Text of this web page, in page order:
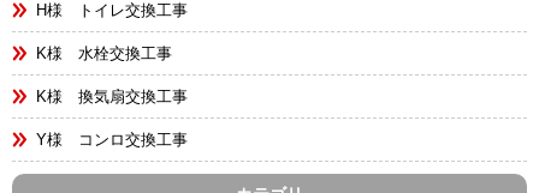
H様 トイレ交換工事
K様 水栓交換工事
K様 換気扇交換工事
Y様 コンロ交換工事